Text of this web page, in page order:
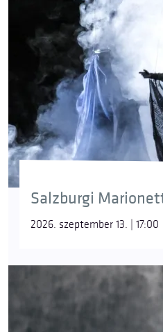
Salzburgi
2026. szeptember 13. | 17:00